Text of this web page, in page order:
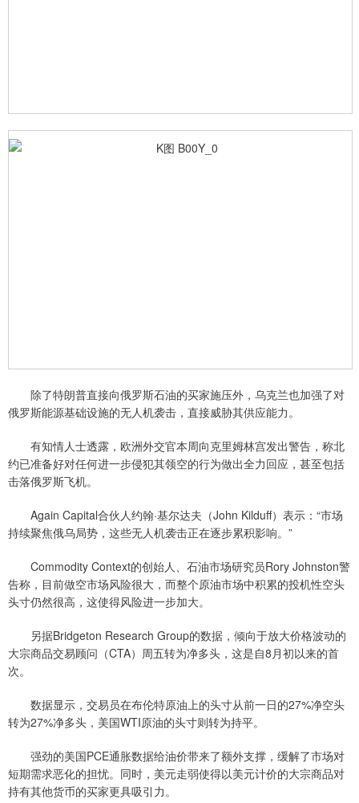
除了特朗普直接向俄罗斯石油的买家施压外，乌克兰也加强了对
俄罗斯能源基础设施的无人机袭击，直接威胁其供应能力。
有知情人士透露，欧洲外交官本周向克里姆林宫发出警告，称北
约已准备好对任何进一步侵犯其领空的行为做出全力回应，甚至包括
击落俄罗斯飞机。
Again Capital合伙人约翰·基尔达夫（John Kilduff）表示：“市场
持续聚焦俄乌局势，这些无人机袭击正在逐步累积影响。”
Commodity Context的创始人、石油市场研究员Rory Johnston警
告称，目前做空市场风险很大，而整个原油市场中积累的投机性空头
头寸仍然很高，这使得风险进一步加大。
另据Bridgeton Research Group的数据，倾向于放大价格波动的
大宗商品交易顾问（CTA）周五转为净多头，这是自8月初以来的首
次。
数据显示，交易员在布伦特原油上的头寸从前一日的27%净空头
转为27%净多头，美国WTI原油的头寸则转为持平。
强劲的美国PCE通胀数据给油价带来了额外支撑，缓解了市场对
短期需求恶化的担忧。同时，美元走弱使得以美元计价的大宗商品对
持有其他货币的买家更具吸引力。